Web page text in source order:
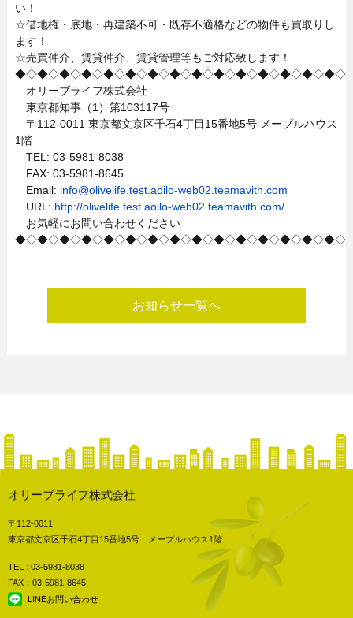
い！
☆借地権・底地・再建築不可・既存不適格などの物件も買取りし
ます！
☆売買仲介、賃貸仲介、賃貸管理等もご対応致します！
◆◇◆◇◆◇◆◇◆◇◆◇◆◇◆◇◆◇◆◇◆◇◆◇◆◇◆◇◆◇
オリーブライフ株式会社
東京都知事（1）第103117号
〒112-0011 東京都文京区千石4丁目15番地5号 メープルハウス
1階
TEL: 03-5981-8038
FAX: 03-5981-8645
Email: info@olivelife.test.aoilo-web02.teamavith.com
URL: http://olivelife.test.aoilo-web02.teamavith.com/
お気軽にお問い合わせください
◆◇◆◇◆◇◆◇◆◇◆◇◆◇◆◇◆◇◆◇◆◇◆◇◆◇◆◇◆◇
お知らせ一覧へ
オリーブライフ株式会社
〒112-0011
東京都文京区千石4丁目15番地5号 メープルハウス1階
TEL : 03-5981-8038
FAX：03-5981-8645
LINEお問い合わせ